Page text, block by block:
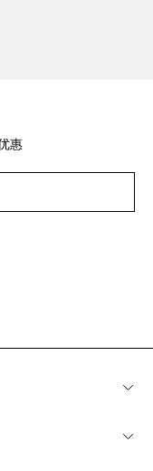
惠